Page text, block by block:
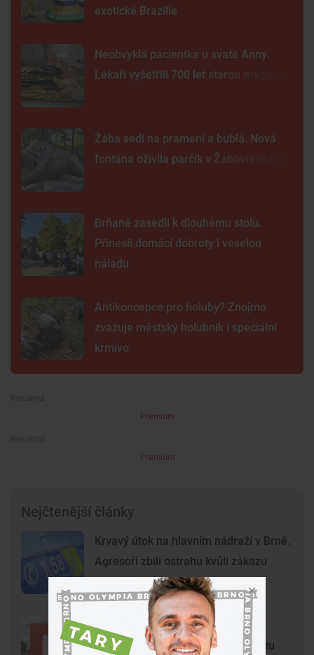
exotické Brazílie
Neobvyklá pacientka u svaté Anny.
Lékaři vyšetřili 700 let starou madonu
Žába sedí na prameni a bublá. Nová
fontána oživila parčík v Žabovřeskách
Brňané zasedli k dlouhému stolu.
Přinesli domácí dobroty i veselou
náladu
Antikoncepce pro holuby? Znojmo
zvažuje městský holubník i speciální
krmivo
Premium
Premium
Nejčtenější články
Krvavý útok na hlavním nádraží v Brně.
Agresoři zbili ostrahu kvůli zákazu
kouření
Dědeček spěchal s vnučkou do
nemocnice. Policisté mu razili cestu